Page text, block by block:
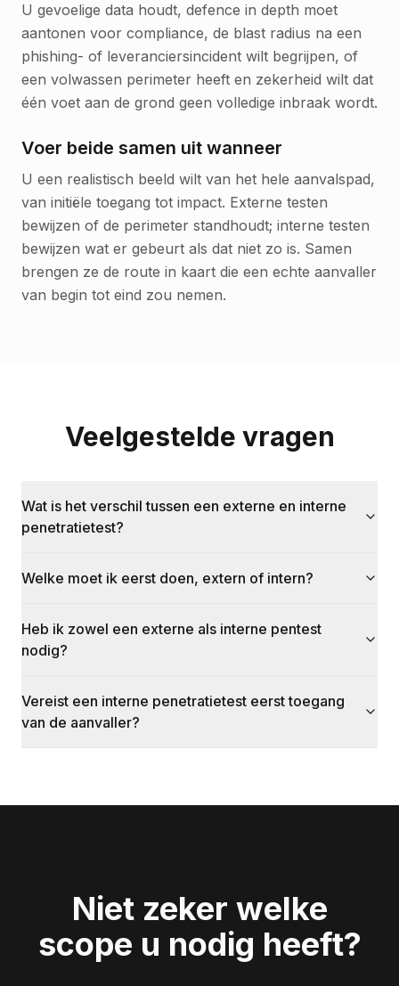
U gevoelige data houdt, defence in depth moet
aantonen voor compliance, de blast radius na een
phishing- of leveranciersincident wilt begrijpen, of
een volwassen perimeter heeft en zekerheid wilt dat
één voet aan de grond geen volledige inbraak wordt.
Voer beide samen uit wanneer
U een realistisch beeld wilt van het hele aanvalspad,
van initiële toegang tot impact. Externe testen
bewijzen of de perimeter standhoudt; interne testen
bewijzen wat er gebeurt als dat niet zo is. Samen
brengen ze de route in kaart die een echte aanvaller
van begin tot eind zou nemen.
Veelgestelde vragen
Wat is het verschil tussen een externe en interne
penetratietest?
Welke moet ik eerst doen, extern of intern?
Heb ik zowel een externe als interne pentest
nodig?
Vereist een interne penetratietest eerst toegang
van de aanvaller?
Niet zeker welke
scope u nodig heeft?